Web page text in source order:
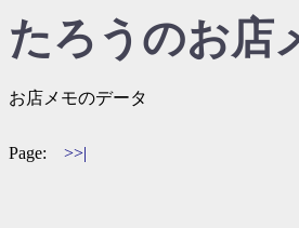
たろうのお店
お店メモのデータ
Page: >>|